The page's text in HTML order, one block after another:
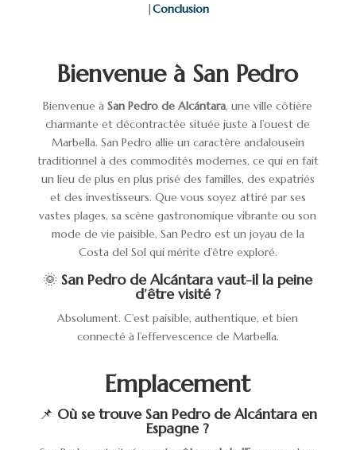
|Conclusion
Bienvenue à San Pedro
Bienvenue àSan Pedro de Alcántara, une ville côtière
charmante et décontractée située juste à l’ouest de
Marbella. San Pedro allie un caractère andalousein
traditionnel à des commodités modernes, ce qui en fait
un lieu de plus en plus prisé des familles, des expatriés
et des investisseurs. Que vous soyez attiré par ses
vastes plages, sa scène gastronomique vibrante ou son
mode de vie paisible, San Pedro est un joyau de la
Costa del Sol qui mérite d’être exploré.
🌞San Pedro de Alcántara vaut-il la peine
d’être visité ?
Absolument. C’est paisible, authentique, et bien
connecté à l’effervescence de Marbella.
Emplacement
📌 Où se trouve San Pedro de Alcántara en
Espagne ?